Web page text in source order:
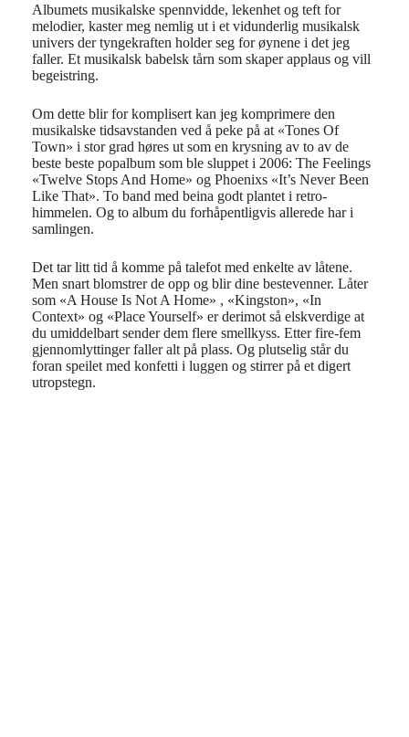
Albumets musikalske spennvidde, lekenhet og teft for
melodier, kaster meg nemlig ut i et vidunderlig musikalsk
univers der tyngekraften holder seg for øynene i det jeg
faller. Et musikalsk babelsk tårn som skaper applaus og vill
begeistring.
Om dette blir for komplisert kan jeg komprimere den
musikalske tidsavstanden ved å peke på at «Tones Of
Town» i stor grad høres ut som en krysning av to av de
beste beste popalbum som ble sluppet i 2006: The Feelings
«Twelve Stops And Home» og Phoenixs «It’s Never Been
Like That». To band med beina godt plantet i retro-
himmelen. Og to album du forhåpentligvis allerede har i
samlingen.
Det tar litt tid å komme på talefot med enkelte av låtene.
Men snart blomstrer de opp og blir dine bestevenner. Låter
som «A House Is Not A Home» , «Kingston», «In
Context» og «Place Yourself» er derimot så elskverdige at
du umiddelbart sender dem flere smellkyss. Etter fire-fem
gjennomlyttinger faller alt på plass. Og plutselig står du
foran speilet med konfetti i luggen og stirrer på et digert
utropstegn.